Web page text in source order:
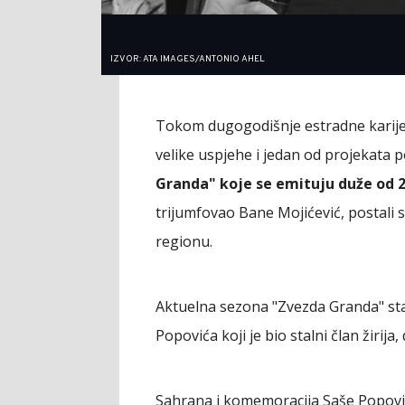
IZVOR: ATA IMAGES/ANTONIO AHEL
Tokom dugogodišnje estradne
velike uspjehe i jedan od projekata
Granda" koje se emituju duže od
trijumfovao Bane Mojićević, postali
regionu.
Aktuelna sezona "Zvezda Granda"
Popovića koji je bio stalni član
Sahrana i komemoracija Saše